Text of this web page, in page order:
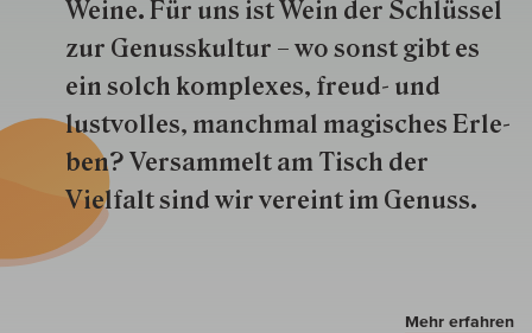
Weine. Für uns ist Wein der Schlüs­sel
zur Genuss­kultur – wo sonst gibt es
ein solch kom­plexes, freud- und
lustvolles, manchmal ma­gisch­es Er­le­
ben? Versammelt am Tisch der
Vielfalt sind wir ver­eint im Genuss.
Mehr erfahren